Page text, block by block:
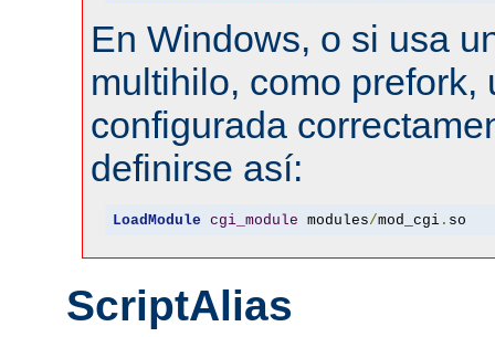
En Windows, o si usa
multihilo, como prefork,
configurada
definirse así:
LoadModule cgi_module modules/mod_cgi. so
ScriptAlias